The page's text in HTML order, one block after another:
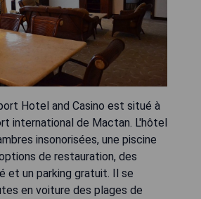
Hotel and Casino est situé à
international de Mactan. L'hôtel
insonorisées, une piscine
de restauration, des
et un parking gratuit. Il se
en voiture des plages de